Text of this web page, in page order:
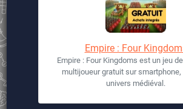
Empire : Four
Empire : Four Kingdoms est un jeu
multijoueur gratuit sur smartphone,
univers médiéval.